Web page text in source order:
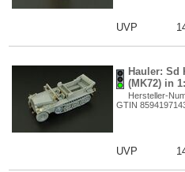
UVP
Hauler: Sd
(MK72) in
Hersteller-
GTIN
UVP